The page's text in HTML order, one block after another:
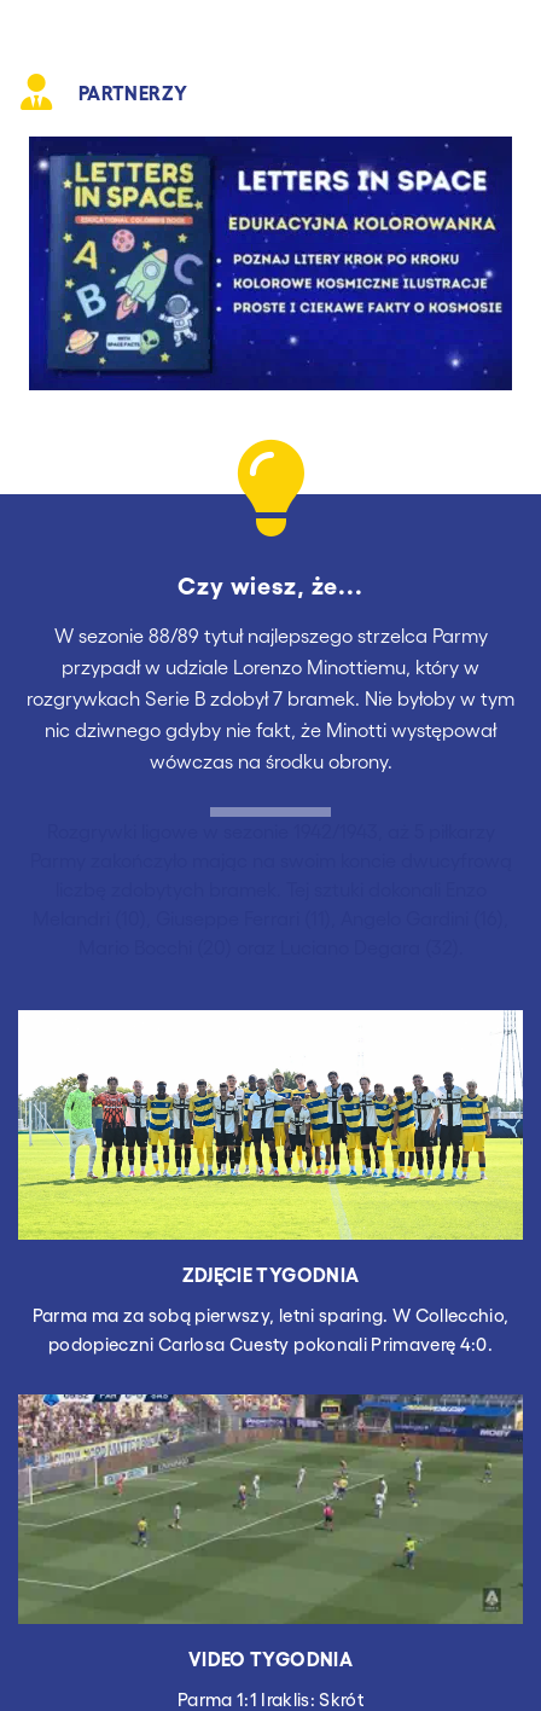
PARTNERZY
Czy wiesz, że...
W sezonie 88/89 tytuł najlepszego strzelca Parmy
przypadł w udziale Lorenzo Minottiemu, który w
rozgrywkach Serie B zdobył 7 bramek. Nie byłoby w tym
nic dziwnego gdyby nie fakt, że Minotti występował
wówczas na środku obrony.
ZDJĘCIE TYGODNIA
Parma ma za sobą pierwszy, letni sparing. W Collecchio,
podopieczni Carlosa Cuesty pokonali Primaverę 4:0.
VIDEO TYGODNIA
Parma 1:1 Iraklis: Skrót